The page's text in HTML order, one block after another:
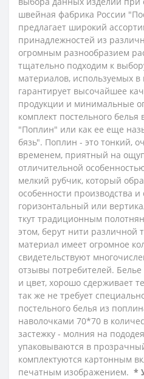
швейная фабрика России
предлагает широкий
принадлежностей из
огромным разнообразием
тщательно подходим к
материалов, используемых в
гарантирует высочайшее
продукции и минимальные
комплект постельного
"Поплин" или как ее еще
бязь". Поплин - это тонкий,
временем, приятный на
отличительной
мелкий рубчик, который
особенности производства и
горизонтальный или
ткут традиционным
этом, берут нити различной
материал имеет огромное
свидетельствуют
отзывы потребителей.
и цвет, хорошо сдерживает
так же не требует
постельного белья из
наволочками 70*70 в
застежку - молния на
упаковываются в
комплектуются картонным
печатным изображением. *